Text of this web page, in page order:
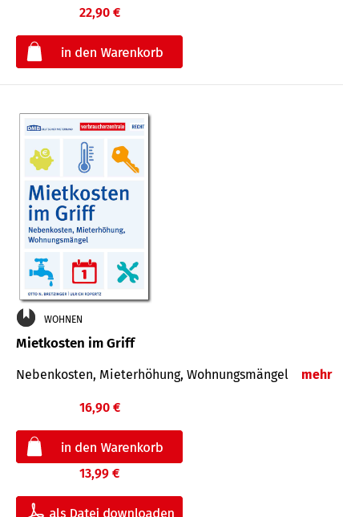
22,90 €
WOHNEN
Mietkosten im Griff
Nebenkosten, Mieterhöhung, Wohnungsmängel mehr
16,90 €
13,99 €